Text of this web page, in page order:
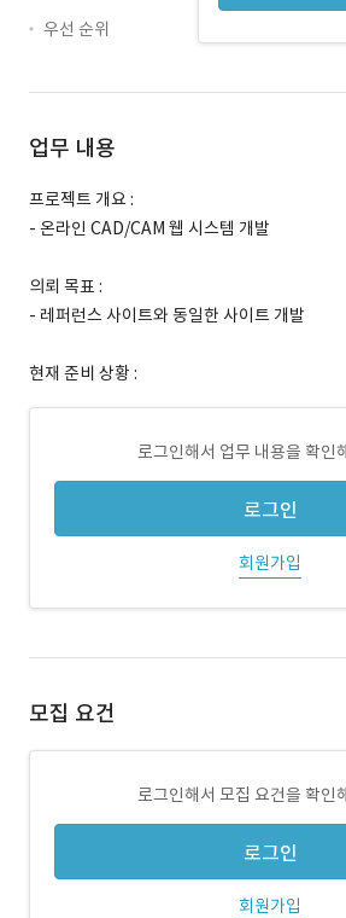
우선 순위
업무 내용
프로젝트 개요 :
- 온라인 CAD/CAM 웹 시스템 개발
의뢰 목표 :
- 레퍼런스 사이트와 동일한 사이트 개발
현재 준비 상황 :
로그인해서 업무 내용을 확인
로그인
회원가입
모집 요건
로그인해서 모집 요건을 확인
로그인
회원가입